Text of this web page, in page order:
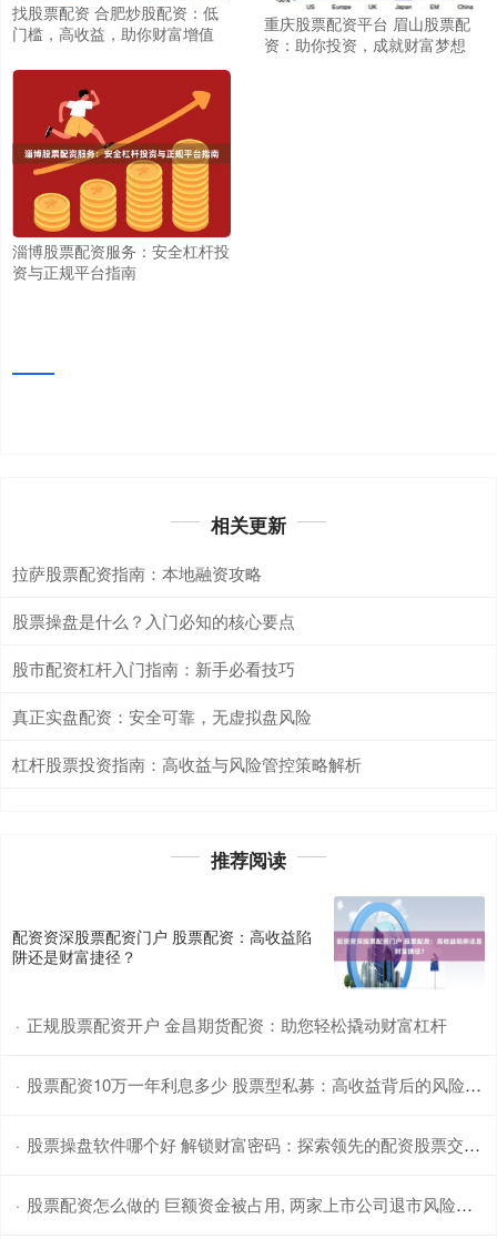
找股票配资 合肥炒股配资：低
门槛，高收益，助你财富增值
重庆股票配资平台 眉山股票配
资：助你投资，成就财富梦想
淄博股票配资服务：安全杠杆投
资与正规平台指南
相关更新
拉萨股票配资指南：本地融资攻略
股票操盘是什么？入门必知的核心要点
股市配资杠杆入门指南：新手必看技巧
真正实盘配资：安全可靠，无虚拟盘风险
杠杆股票投资指南：高收益与风险管控策略解析
推荐阅读
配资资深股票配资门户 股票配资：高收益陷
阱还是财富捷径？
· 正规股票配资开户 金昌期货配资：助您轻松撬动财富杠杆
· 股票配资10万一年利息多少 股票型私募：高收益背后的风险与机遇
· 股票操盘软件哪个好 解锁财富密码：探索领先的配资股票交易网站
· 股票配资怎么做的 巨额资金被占用, 两家上市公司退市风险加剧